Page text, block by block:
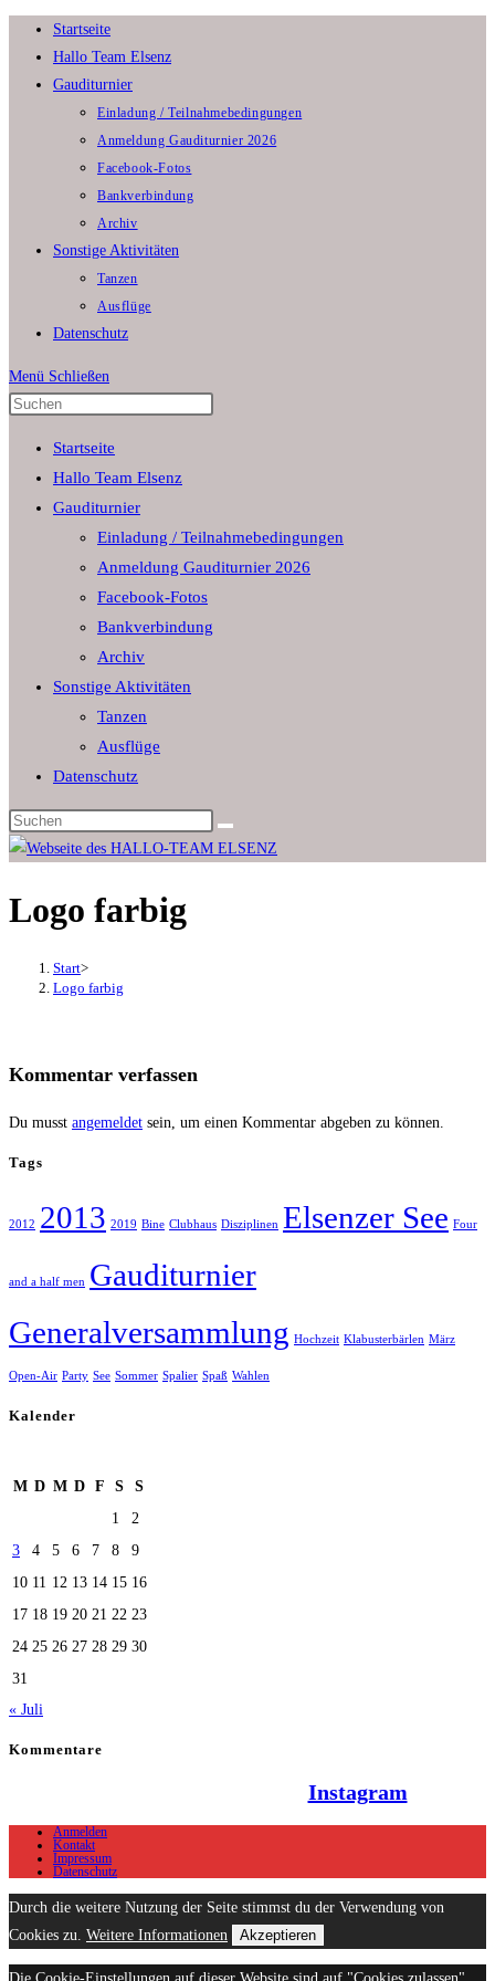
Zum
Inhalt
springen
Startseite
Hallo Team Elsenz
Gauditurnier
Einladung / Teilnahmebedingungen
Anmeldung Gauditurnier 2026
Facebook-Fotos
Bankverbindung
Archiv
Sonstige Aktivitäten
Tanzen
Ausflüge
Datenschutz
Menü Schließen
search
panel.
Startseite
Hallo Team Elsenz
Gauditurnier
Einladung / Teilnahmebedingungen
Anmeldung Gauditurnier 2026
Facebook-Fotos
Bankverbindung
Archiv
Sonstige Aktivitäten
Tanzen
Ausflüge
Datenschutz
Diese
Website
Logo farbig
Start>
Logo farbig
Kommentar verfassen
Du musst angemeldet sein, um einen Kommentar abgeben zu können.
Tags
2012 2013 2019 Bine Clubhaus Disziplinen Elsenzer See Four
and a half men Gauditurnier
Generalversammlung Hochzeit Klabusterbärlen März
Open-Air Party See Sommer Spalier Spaß Wahlen
Kalender
M D M D F S
S
1
2
3
4 5 6 7 8
9
10 11 12 13 14 15 16
17 18 19 20 21 22 23
24 25 26 27 28 29 30
31
« Juli
Kommentare
Instagram
Anmelden
Kontakt
Impressum
Datenschutz
Durch die weitere Nutzung der Seite stimmst du der Verwendung von
Cookies zu. Weitere Informationen Akzeptieren